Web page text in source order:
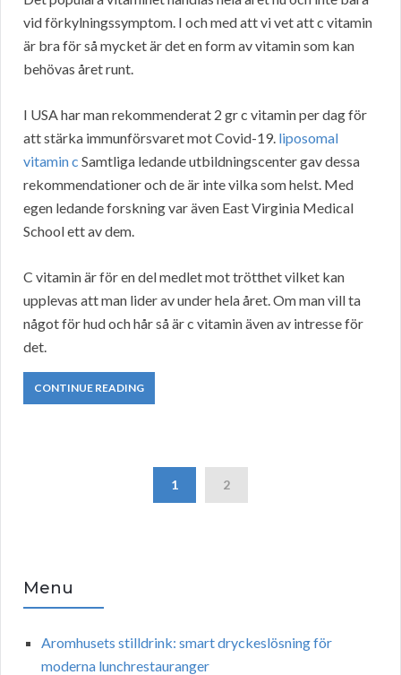
vid förkylningssymptom. I och med att vi vet att c vitamin
är bra för så mycket är det en form av vitamin som kan
behövas året runt.
I USA har man rekommenderat 2 gr c vitamin per dag för
att stärka immunförsvaret mot Covid-19. liposomal
vitamin c Samtliga ledande utbildningscenter gav dessa
rekommendationer och de är inte vilka som helst. Med
egen ledande forskning var även East Virginia Medical
School ett av dem.
C vitamin är för en del medlet mot trötthet vilket kan
upplevas att man lider av under hela året. Om man vill ta
något för hud och hår så är c vitamin även av intresse för
det.
CONTINUE READING
1 2
Menu
Aromhusets stilldrink: smart dryckeslösning för
moderna lunchrestauranger